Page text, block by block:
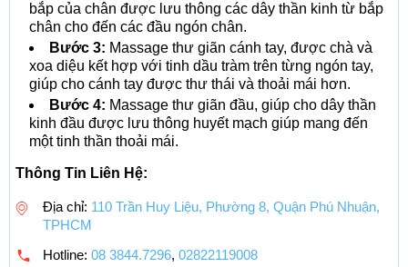
bắp của chân được lưu thông các dây thần kinh từ bắp
chân cho đến các đầu ngón chân.
Bước 3: Massage thư giãn cánh tay, được chà và
xoa diệu kết hợp với tinh dầu tràm trên từng ngón tay,
giúp cho cánh tay được thư thái và thoải mái hơn.
Bước 4: Massage thư giãn đầu, giúp cho dây thần
kinh đầu được lưu thông huyết mạch giúp mang đến
một tinh thần thoải mái.
Thông Tin Liên Hệ:
Địa chỉ: 110 Trần Huy Liệu, Phường 8, Quận Phú Nhuận,
TPHCM
Hotline: 08 3844.7296, 02822119008